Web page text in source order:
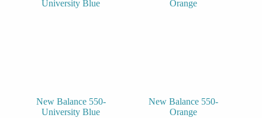
New Balance 550-
University Blue
New Balance 550-
Orange